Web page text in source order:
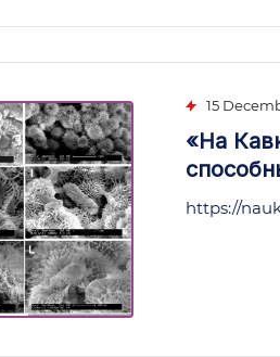
15
«На
https://